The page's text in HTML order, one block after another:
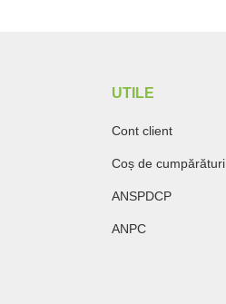
UTILE
Cont client
Coș de cumpărături
ANSPDCP
ANPC